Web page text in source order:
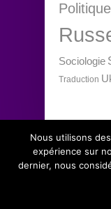
Politique
Sociologie
Traduction
Copyright
Conditions
Nous utilisons
expérience sur
dernier, nous